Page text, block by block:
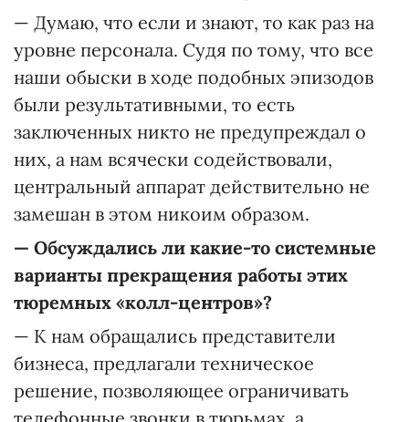
— Думаю, что если и знают, то как раз на
уровне персонала. Судя по тому, что все
наши обыски в ходе подобных эпизодов
были результативными, то есть
заключенных никто не предупреждал о
них, а нам всячески содействовали,
центральный аппарат действительно не
замешан в этом никоим образом.
— Обсуждались ли какие-то системные
варианты прекращения работы этих
тюремных «колл-центров»?
— К нам обращались представители
бизнеса, предлагали техническое
решение, позволяющее ограничивать